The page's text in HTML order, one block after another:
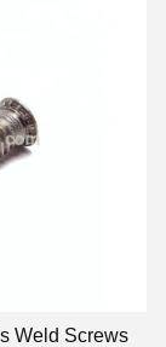
Weld Screws